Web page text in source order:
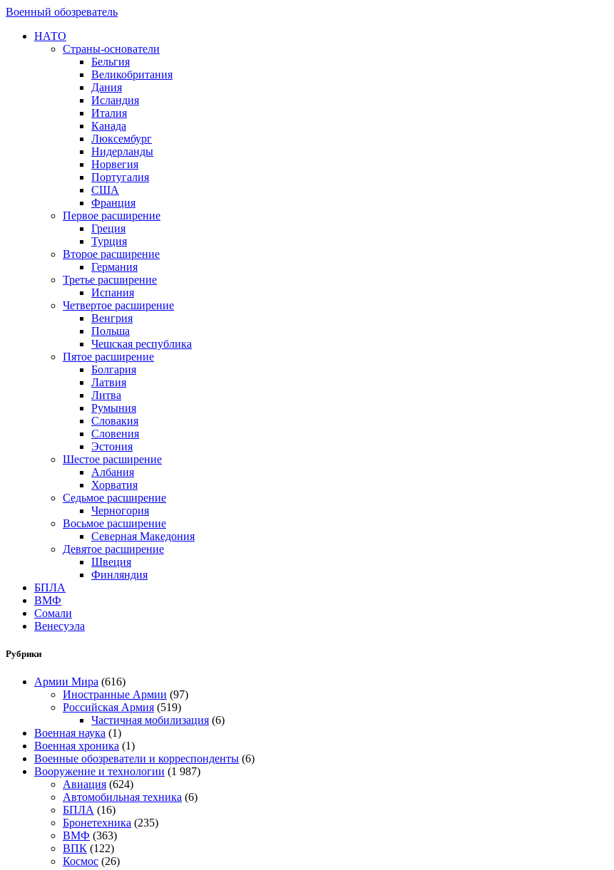
Военный обозреватель
НАТО
Страны-основатели
Бельгия
Великобритания
Дания
Исландия
Италия
Канада
Люксембург
Нидерланды
Норвегия
Португалия
США
Франция
Первое расширение
Греция
Турция
Второе расширение
Германия
Третье расширение
Испания
Четвертое расширение
Венгрия
Польша
Чешская республика
Пятое расширение
Болгария
Латвия
Литва
Румыния
Словакия
Словения
Эстония
Шестое расширение
Албания
Хорватия
Седьмое расширение
Черногория
Восьмое расширение
Северная Македония
Девятое расширение
Швеция
Финляндия
БПЛА
ВМФ
Сомали
Венесуэла
Рубрики
Армии Мира (616)
Иностранные Армии (97)
Российская Армия (519)
Частичная мобилизация (6)
Военная наука (1)
Военная хроника (1)
Военные обозреватели и корреспонденты (6)
Вооружение и технологии (1 987)
Авиация (624)
Автомобильная техника (6)
БПЛА (16)
Бронетехника (235)
ВМФ (363)
ВПК (122)
Космос (26)